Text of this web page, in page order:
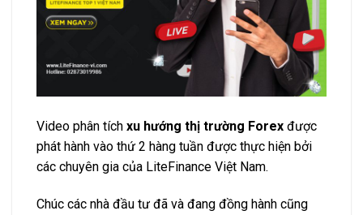
Video phân tích xu hướng thị trường Forex được
phát hành vào thứ 2 hàng tuần được thực hiện bởi
các chuyên gia của LiteFinance Việt Nam.
Chúc các nhà đầu tư đã và đang đồng hành cũng